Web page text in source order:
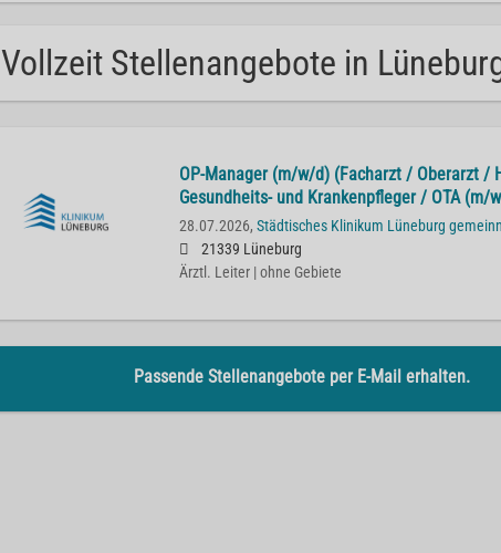
Vollzeit Stellenangebote in
OP-Manager (m/w/d) (Facharzt / Oberarzt /
Gesundheits- und Krankenpfleger / OTA (m/
28.07.2026, Städtisches Klinikum Lüneburg
21339 Lüneburg
Ärztl. Leiter | ohne Gebiete
Passende Stellenangebote per E-Mail erhalten.